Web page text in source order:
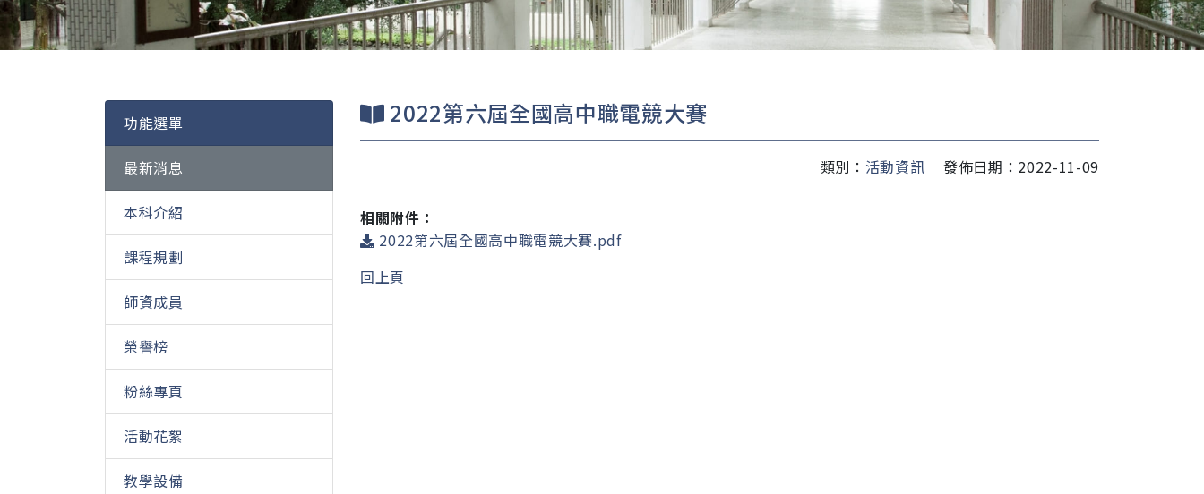
功能選單
最新消息
本科介紹
課程規劃
師資成員
榮譽榜
粉絲專頁
活動花絮
教學設備
2022第六屆全國高中職電競大賽
類別： 活動資訊 發佈日期：2022-11-09
相關附件：
2022第六屆全國高中職電競大賽.pdf
回上頁